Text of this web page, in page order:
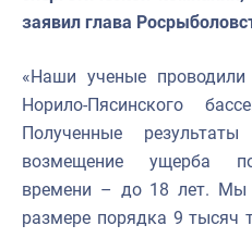
заявил глава
«Наши ученые проводили
Норило-Пясинского
Полученные
возмещение ущерба
времени – до 18 лет. Мы
размере порядка 9 тысяч